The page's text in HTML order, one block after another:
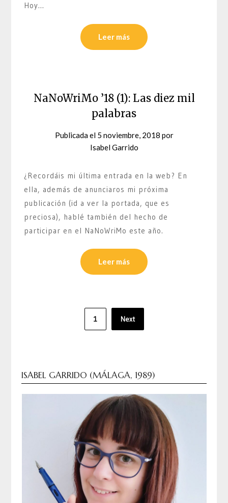
Hoy…
Leer más
NaNoWriMo ’18 (1): Las diez mil
palabras
Publicada el 5 noviembre, 2018 por
Isabel Garrido
¿Recordáis mi última entrada en la web? En
ella, además de anunciaros mi próxima
publicación (id a ver la portada, que es
preciosa), hablé también del hecho de
participar en el NaNoWriMo este año.
Leer más
1 Next
ISABEL GARRIDO (MÁLAGA, 1989)